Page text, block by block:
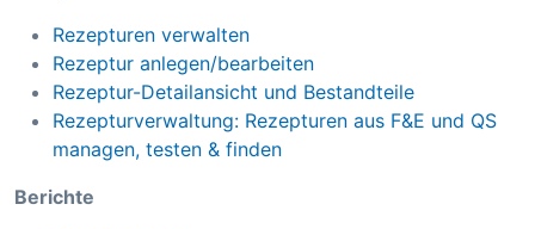
Rezepturen verwalten
Rezeptur anlegen/bearbeiten
Rezeptur-Detailansicht und Bestandteile
Rezepturverwaltung: Rezepturen aus F&E und QS
managen, testen & finden
Berichte